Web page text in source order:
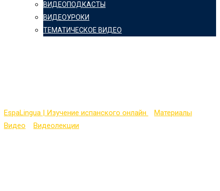
ВИДЕОПОДКАСТЫ
ВИДЕОУРОКИ
ТЕМАТИЧЕСКОЕ ВИДЕО
EspaLingua | Изучение испанского онлайн Материалы
Видео
Видеолекции